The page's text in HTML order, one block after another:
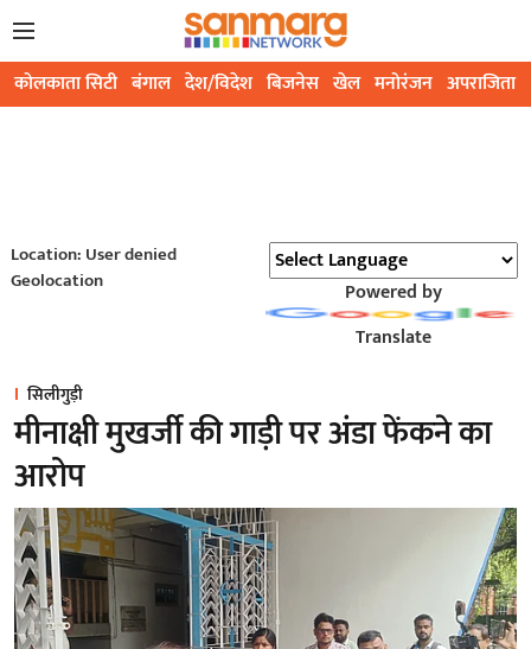
कोलकाता सिटी बंगाल देश/विदेश बिजनेस खेल मनोरंजन अपराजिता
Location: User denied
Geolocation
Powered by
Translate
सिलीगुड़ी
मीनाक्षी मुखर्जी की गाड़ी पर अंडा फेंकने का
आरोप